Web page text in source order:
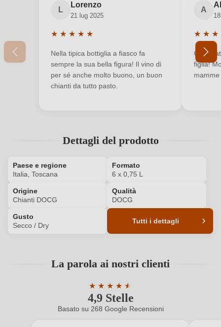
Accedi per poter lasciare una recensione. Non
ancora registrato?
Nuovo cliente? Registrati
Il tuo indirizzo e-mail
Ho dimenticato la mia password.
ACCEDI
L
Lorenzo
21 lug 2025
★ ★ ★ ★ ★
Nella tipica bottiglia a fiasco fa
sempre la sua bella figura! Il vino di
per sé anche molto buono, un buon
chianti da tutto pasto.
A
★ ★ ★
figlia!
Dettagli del prodotto
Paese e regione
Italia, Toscana
Formato
6 x 0,75 L
Origine
Chianti DOCG
Qualità
DOCG
Gusto
Secco / Dry
Tutti i dettagli
Carne rossa, Pasta, Selvaggina
La parola ai nostri clienti
4,9 Stelle
★ ★ ★ ★ ★
★
Valutazione media di 4.9 su 5 stelle
Basato su 268 Google Recensioni